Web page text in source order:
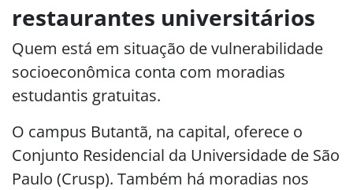
restaurantes universitários
Quem está em situação de vulnerabilidade
socioeconômica conta com moradias
estudantis gratuitas.
O campus Butantã, na capital, oferece o
Conjunto Residencial da Universidade de São
Paulo (Crusp). Também há moradias nos